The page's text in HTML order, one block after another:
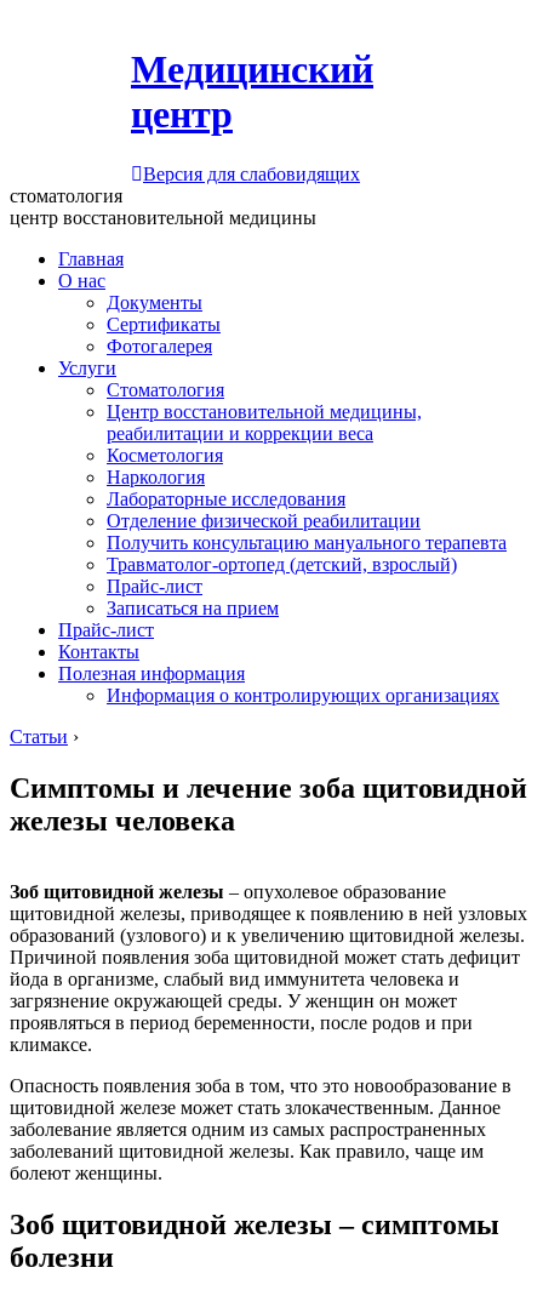
Медицинский
центр
Версия для слабовидящих
стоматология
центр восстановительной медицины
Главная
О нас
Документы
Сертификаты
Фотогалерея
Услуги
Стоматология
Центр восстановительной медицины,
реабилитации и коррекции веса
Косметология
Наркология
Лабораторные исследования
Отделение физической реабилитации
Получить консультацию мануального терапевта
Травматолог-ортопед (детский, взрослый)
Прайс-лист
Записаться на прием
Прайс-лист
Контакты
Полезная информация
Информация о контролирующих организациях
Статьи ›
Симптомы и лечение зоба щитовидной
железы человека
Зоб щитовидной железы – опухолевое образование
щитовидной железы, приводящее к появлению в ней узловых
образований (узлового) и к увеличению щитовидной железы.
Причиной появления зоба щитовидной может стать дефицит
йода в организме, слабый вид иммунитета человека и
загрязнение окружающей среды. У женщин он может
проявляться в период беременности, после родов и при
климаксе.
Опасность появления зоба в том, что это новообразование в
щитовидной железе может стать злокачественным. Данное
заболевание является одним из самых распространенных
заболеваний щитовидной железы. Как правило, чаще им
болеют женщины.
Зоб щитовидной железы – симптомы
болезни